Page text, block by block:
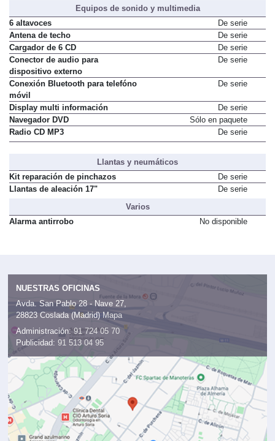
Equipos de sonido y multimedia
6 altavoces
De serie
Antena de techo
De serie
Cargador de 6 CD
De serie
Conector de audio para
dispositivo externo
De serie
Conexión Bluetooth para telefóno
móvil
De serie
Display multi información
De serie
Navegador DVD
Sólo en paquete
Radio CD MP3
De serie
Llantas y neumáticos
Kit reparación de pinchazos
De serie
Llantas de aleación 17"
De serie
Varios
Alarma antirrobo
No disponible
NUESTRAS OFICINAS
Avda. San Pablo 28 - Nave 27,
28823 Coslada (Madrid) Mapa
Administración: 91 724 05 70
Publicidad: 91 513 04 95